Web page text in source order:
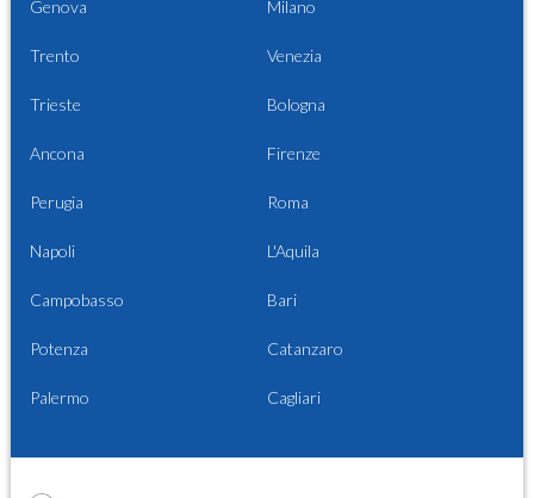
Genova Milano
Trento Venezia
Trieste Bologna
Ancona Firenze
Perugia Roma
Napoli L'Aquila
Campobasso Bari
Potenza Catanzaro
Palermo Cagliari